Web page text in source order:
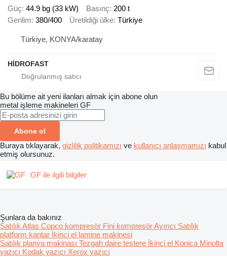
Güç 44.9 bg (33 kW) Basınç 200 t
Gerilim 380/400 Üretildiği ülke Türkiye
Türkiye, KONYA/karatay
HİDROFAST
Bu bölüme ait yeni ilanları almak için abone olun
metal işleme makineleri GF
Abone ol
Buraya tıklayarak, gizlilik politikamızı ve kullanıcı anlaşmamızı kabul
etmiş olursunuz.
GF ile ilgili bilgiler
Şunlara da bakınız
Satılık Atlas Copco kompresör Fini kompresörAyırıcı Satılık
platform kantar İkinci el lamine makinesi
Satılık planya makinası Tezgah daire testere İkinci el Konica Minolta
yazıcı Kodak yazıcı Xerox yazıcı